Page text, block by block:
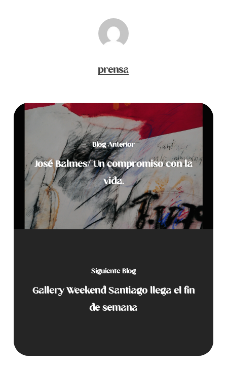
prensa
Blog Anterior
José Balmes/ Un compromiso con la
vida.
Siguiente Blog
Gallery Weekend Santiago llega el fin
de semana